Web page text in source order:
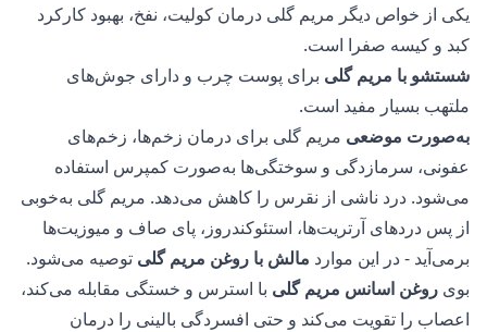
یکی از خواص دیگر مریم گلی درمان کولیت، نفخ، بهبود کارکرد
کبد و کیسه صفرا است.
شستشو با مریم گلی برای پوست چرب و دارای جوش‌های
ملتهب بسیار مفید است.
به‌صورت موضعی مریم گلی برای درمان زخم‌ها، زخم‌های
عفونی، سرمازدگی و سوختگی‌ها به‌صورت کمپرس استفاده
می‌شود. درد ناشی از نقرس را کاهش می‌دهد. مریم گلی به‌خوبی
از پس دردهای آرتریت‌ها، استئوکندروز، پای صاف و میوزیت‌ها
برمی‌آید - در این موارد مالش با روغن مریم گلی توصیه می‌شود.
بوی روغن اسانس مریم گلی با استرس و خستگی مقابله می‌کند،
اعصاب را تقویت می‌کند و حتی افسردگی بالینی را درمان